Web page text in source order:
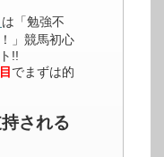
は「勉強不
」競馬初心
!!
でまずは的
される